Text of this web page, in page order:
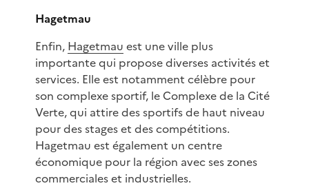
Hagetmau
Enfin, Hagetmau est une ville plus
importante qui propose diverses activités et
services. Elle est notamment célèbre pour
son complexe sportif, le Complexe de la Cité
Verte, qui attire des sportifs de haut niveau
pour des stages et des compétitions.
Hagetmau est également un centre
économique pour la région avec ses zones
commerciales et industrielles.